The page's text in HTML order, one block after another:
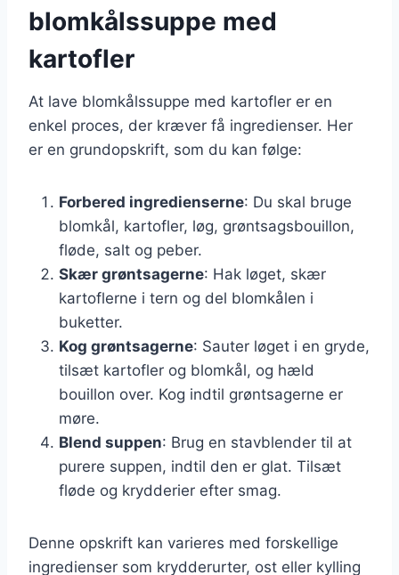
blomkålssuppe med
kartofler
At lave blomkålssuppe med kartofler er en
enkel proces, der kræver få ingredienser. Her
er en grundopskrift, som du kan følge:
Forbered ingredienserne: Du skal bruge
blomkål, kartofler, løg, grøntsagsbouillon,
fløde, salt og peber.
Skær grøntsagerne: Hak løget, skær
kartoflerne i tern og del blomkålen i
buketter.
Kog grøntsagerne: Sauter løget i en gryde,
tilsæt kartofler og blomkål, og hæld
bouillon over. Kog indtil grøntsagerne er
møre.
Blend suppen: Brug en stavblender til at
purere suppen, indtil den er glat. Tilsæt
fløde og krydderier efter smag.
Denne opskrift kan varieres med forskellige
ingredienser som krydderurter, ost eller kylling